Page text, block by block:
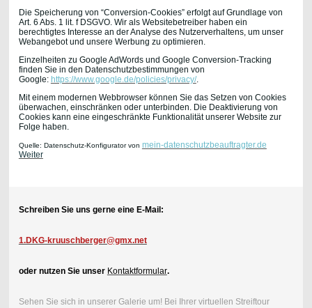
Die Speicherung von “Conversion-Cookies” erfolgt auf Grundlage von
Art. 6 Abs. 1 lit. f DSGVO. Wir als Websitebetreiber haben ein
berechtigtes Interesse an der Analyse des Nutzerverhaltens, um unser
Webangebot und unsere Werbung zu optimieren.
Einzelheiten zu Google AdWords und Google Conversion-Tracking
finden Sie in den Datenschutzbestimmungen von
Google: https://www.google.de/policies/privacy/.
Mit einem modernen Webbrowser können Sie das Setzen von Cookies
überwachen, einschränken oder unterbinden. Die Deaktivierung von
Cookies kann eine eingeschränkte Funktionalität unserer Website zur
Folge haben.
Quelle: Datenschutz-Konfigurator von mein-datenschutzbeauftragter.de
Weiter
Schreiben Sie uns gerne eine E-Mail:
1.DKG-kruuschberger@gmx.net
oder nutzen Sie unser Kontaktformular.
Sehen Sie sich in unserer Galerie um! Bei Ihrer virtuellen Streiftour